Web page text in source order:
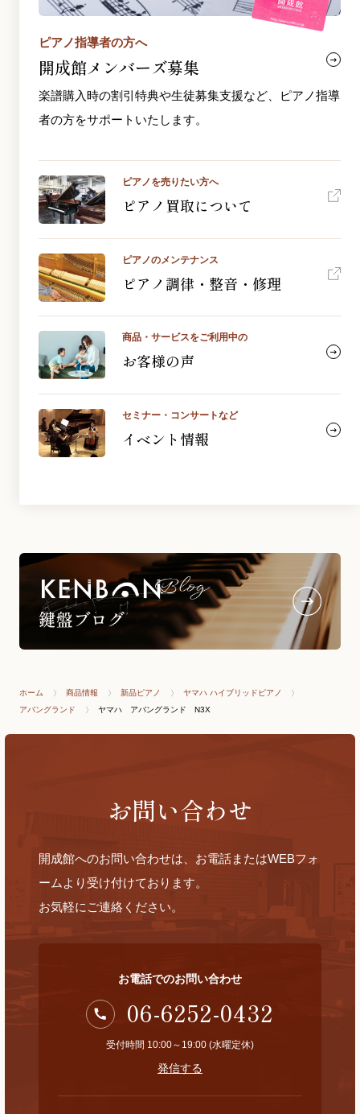
ピアノ指導者の方へ
開成館メンバーズ募集
楽譜購入時の割引特典や生徒募集支援など、ピアノ指導
者の方をサポートいたします。
ピアノを売りたい方へ
ピアノ買取について
ピアノのメンテナンス
ピアノ調律・整音・修理
商品・サービスをご利用中の
お客様の声
セミナー・コンサートなど
イベント情報
ホーム 商品情報 新品ピアノ
ヤマハ ハイブリッドピアノ
アバングランド
ヤマハ アバングランド N3X
お問い合わせ
開成館へのお問い合わせは、お電話またはWEBフォ
ームより受け付けております。
お気軽にご連絡ください。
お電話でのお問い合わせ
06-6252-0432
受付時間 10:00～19:00 (水曜定休)
発信する